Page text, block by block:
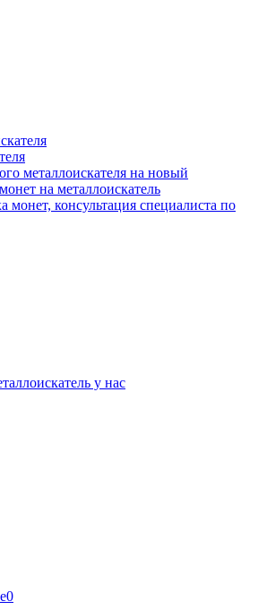
металлоискателя на новый
на металлоискатель
монет, консультация специалиста по
у нас
0